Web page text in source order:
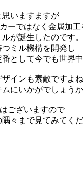
いますますが
ーではなく金属加
が誕生したのです。
ミル機構を開発し
として今でも世界
インも素敵ですよ
ムにいかがでしょう
ございますので
々まで見てみてく